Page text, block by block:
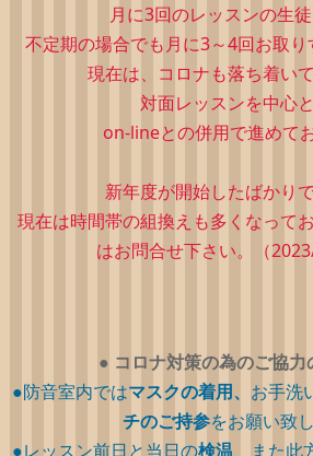
月に3回のレッスンの生徒
不定期の場合でも月に3～4回お取り
現在は、コロナも落ち着いて
対面レッスンを中心と
on-lineとの併用で進めてお
新年度が開始したばかりで
現在は時間帯の組換えも多くなって
はお問合せ下さい。（
● コロナ対策の為のご協力
●防音室内ではマスクの着用、 お手洗
チのご持参をお願い致し
●レッスン前日と当日の検温 、また